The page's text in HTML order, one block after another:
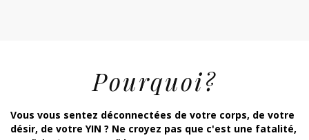
Pourquoi?
Vous vous sentez déconnectées de votre corps, de votre
désir, de votre YIN ? Ne croyez pas que c'est une fatalité,